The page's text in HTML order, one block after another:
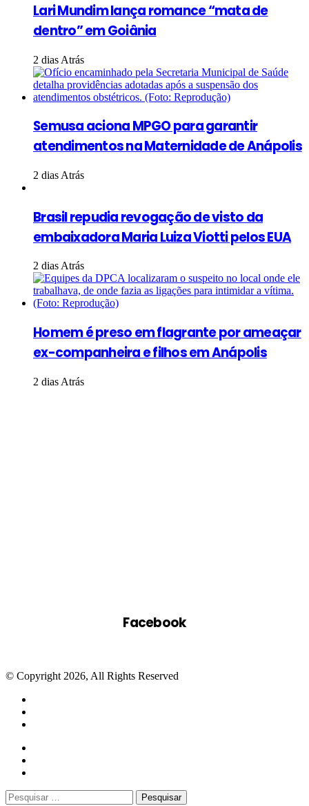
Lari Mundim lança romance “mata de
dentro” em Goiânia
2 dias Atrás
Semusa aciona MPGO para garantir
atendimentos na Maternidade de Anápolis
2 dias Atrás
Brasil repudia revogação de visto da
embaixadora Maria Luiza Viotti pelos EUA
2 dias Atrás
Homem é preso em flagrante por ameaçar
ex-companheira e filhos em Anápolis
2 dias Atrás
Facebook
© Copyright 2026, All Rights Reserved
Facebook
Twitter
WhatsApp
Telegram
Close
Pesquisar